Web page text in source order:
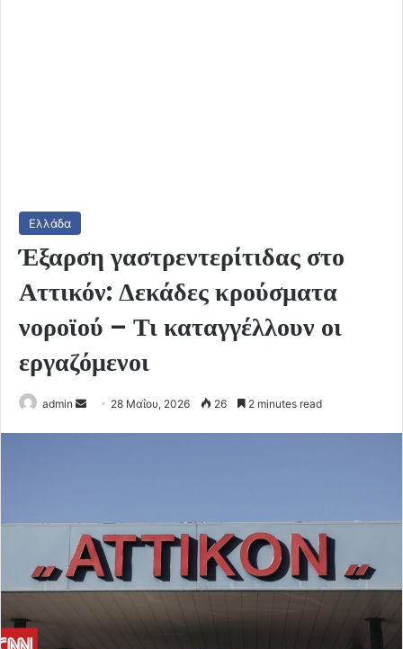
Ελλάδα
Έξαρση γαστρεντερίτιδας στο
Αττικόν: Δεκάδες κρούσματα
νοροϊού – Τι καταγγέλλουν οι
εργαζόμενοι
admin
Send 28 Μαΐου, 2026 26 2 minutes read